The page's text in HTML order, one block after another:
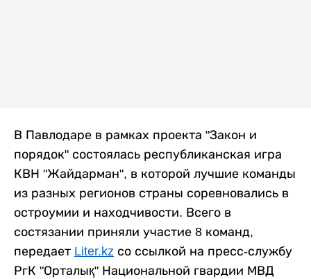
В Павлодаре в рамках проекта "Закон и
порядок" состоялась республиканская игра
КВН "Жайдарман", в которой лучшие команды
из разных регионов страны соревновались в
остроумии и находчивости. Всего в
состязании приняли участие 8 команд,
передает Liter.kz со ссылкой на пресс-службу
РгК "Орталық" Национальной гвардии МВД